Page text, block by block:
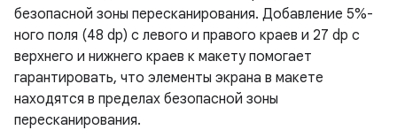
безопасной зоны пересканирования. Добавление 5%-
ного поля (48 dp) с левого и правого краев и 27 dp с
верхнего и нижнего краев к макету помогает
гарантировать, что элементы экрана в макете
находятся в пределах безопасной зоны
пересканирования.